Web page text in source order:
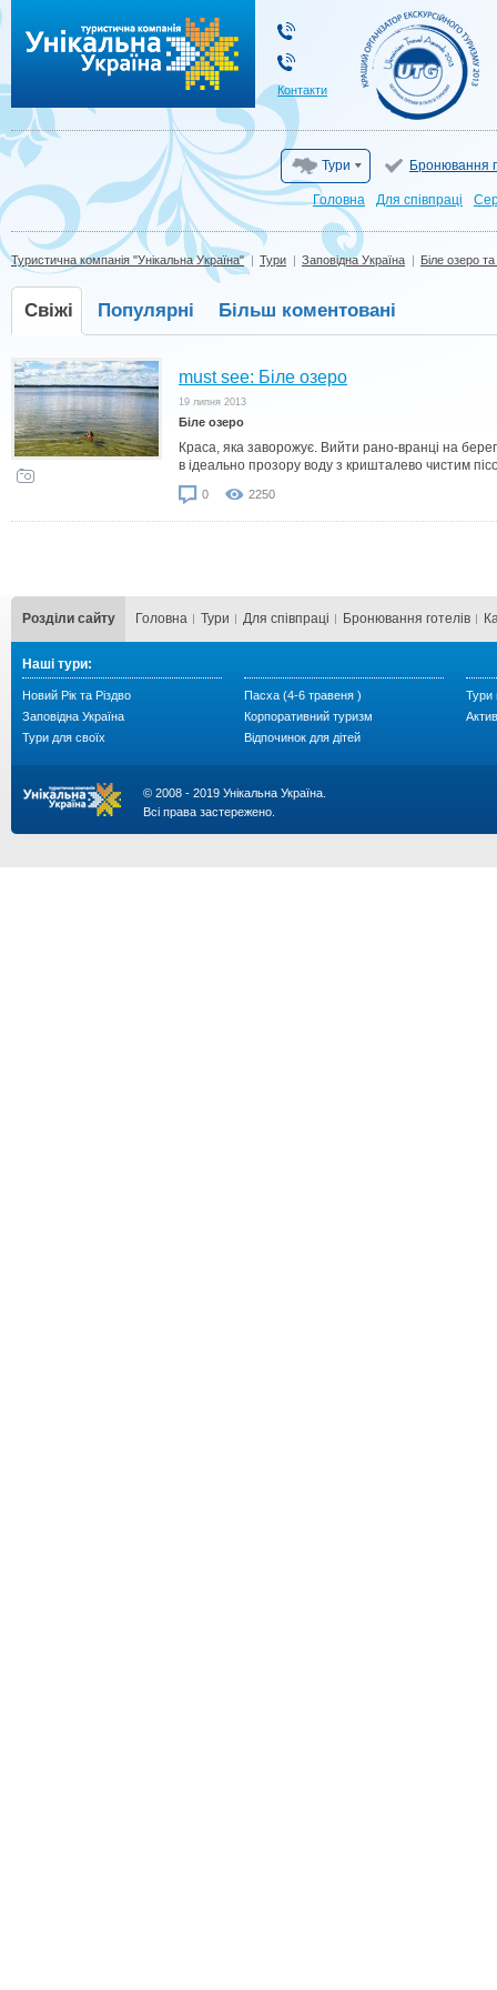
Контакти
Тури Бронювання
Головна Для cпівпраці
Туристична компанія "Унікальна Україна" | Тури | Заповідна Україна | Біле озеро
Свіжі Популярні Більш коментовані
must see: Біле озеро
19 липня 2013
Біле озеро
Краса, яка заворожує. Вийти рано-вранці на
в ідеально прозору воду з кришталево чистим
0 2250
Розділи сайту Головна Тури Для cпівпраці Бронювання готелів
Наші тури:
Новий Рік та Різдво
Заповідна Україна
Тури для своїх
Пасха (4-6 травеня )
Корпоративний туризм
Відпочинок для дітей
Тури
© 2008 - 2019 Унікальна Україна.
Всі права застережено.